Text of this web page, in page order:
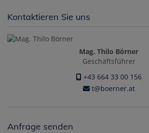
Kontaktieren Sie uns
Mag. Thilo Börner
Geschäftsführer
+43 664 33 00 156
t@boerner.at
Anfrage senden